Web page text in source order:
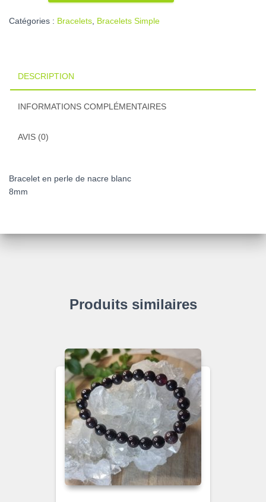
Nacre
Catégories : Bracelets Bracelets Simple
DESCRIPTION
INFORMATIONS COMPLÉMENTAIRES
AVIS (0)
Bracelet en perle de nacre blanc
8mm
Produits similaires